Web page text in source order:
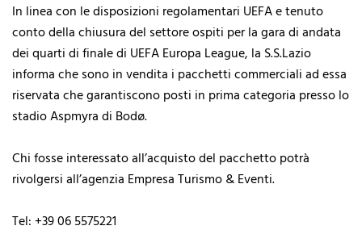
In linea con le disposizioni regolamentari UEFA e tenuto
conto della chiusura del settore ospiti per la gara di andata
dei quarti di finale di UEFA Europa League, la S.S.Lazio
informa che sono in vendita i pacchetti commerciali ad essa
riservata che garantiscono posti in prima categoria presso lo
stadio Aspmyra di Bodø.
Chi fosse interessato all’acquisto del pacchetto potrà
rivolgersi all’agenzia Empresa Turismo & Eventi.
Tel: +39 06 5575221